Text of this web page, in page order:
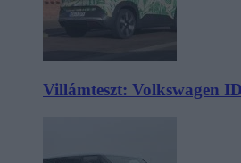
Villámteszt: Volkswagen